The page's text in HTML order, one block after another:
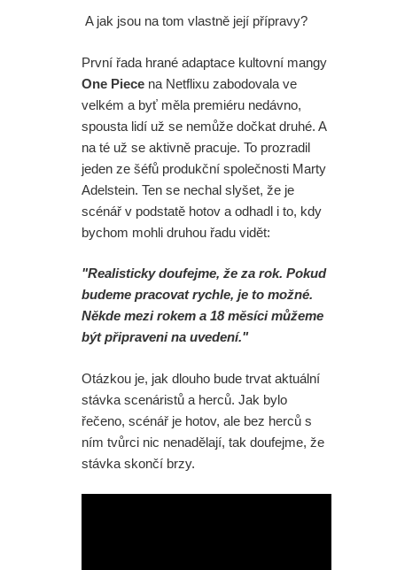
A jak jsou na tom vlastně její přípravy?
První řada hrané adaptace kultovní mangy
One Piece na Netflixu zabodovala ve
velkém a byť měla premiéru nedávno,
spousta lidí už se nemůže dočkat druhé. A
na té už se aktivně pracuje. To prozradil
jeden ze šéfů produkční společnosti Marty
Adelstein. Ten se nechal slyšet, že je
scénář v podstatě hotov a odhadl i to, kdy
bychom mohli druhou řadu vidět:
"Realisticky doufejme, že za rok. Pokud
budeme pracovat rychle, je to možné.
Někde mezi rokem a 18 měsíci můžeme
být připraveni na uvedení."
Otázkou je, jak dlouho bude trvat aktuální
stávka scenáristů a herců. Jak bylo
řečeno, scénář je hotov, ale bez herců s
ním tvůrci nic nenadělají, tak doufejme, že
stávka skončí brzy.